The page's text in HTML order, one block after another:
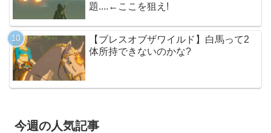
題....←ここを狙え!
【ブレスオブザワイルド】白馬って2
体所持できないのかな?
今週の人気記事